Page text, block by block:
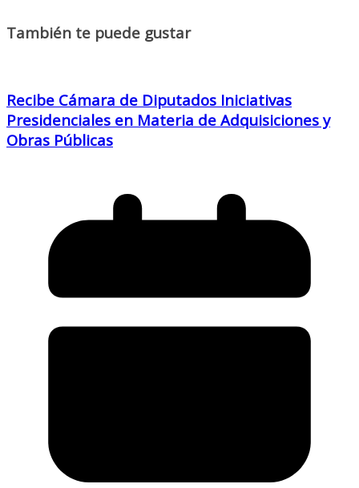
También te puede gustar
Recibe Cámara de Diputados Iniciativas
Presidenciales en Materia de Adquisiciones y
Obras Públicas